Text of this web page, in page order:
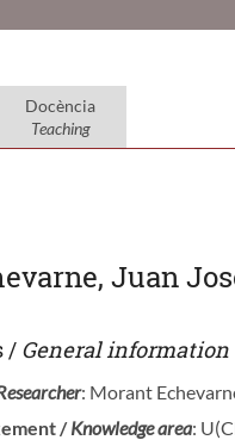
Docència
Teaching
Juan
/ General information
: Morant
/Knowledge area: